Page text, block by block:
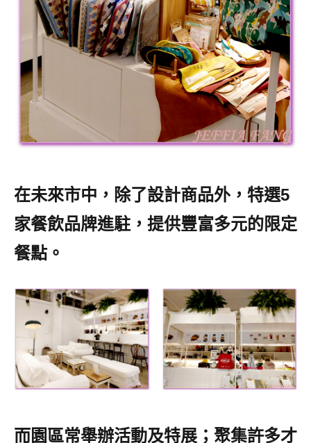
在未來市中，除了設計商品外，特選5
家餐飲品牌進駐，提供豐富多元的限定
餐點。
而園區常舉辦活動及特展；聚集許多才